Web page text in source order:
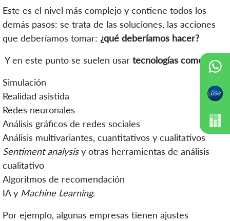
Este es el nivel más complejo y contiene todos los
demás pasos: se trata de las soluciones, las acciones
que deberíamos tomar: ¿qué deberíamos hacer?
Y en este punto se suelen usar tecnologías como:
Simulación
Realidad asistida
Redes neuronales
Análisis gráficos de redes sociales
Análisis multivariantes, cuantitativos y cualitativos
Sentiment analysisy otras herramientas de análisis
cualitativo
Algoritmos de recomendación
IA y Machine Learning.
Por ejemplo, algunas empresas tienen ajustes